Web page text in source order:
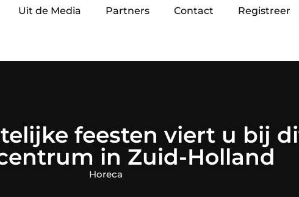
Uit de Media Partners Contact Registreer
feesten viert u bij
in Zuid-Holland
Horeca